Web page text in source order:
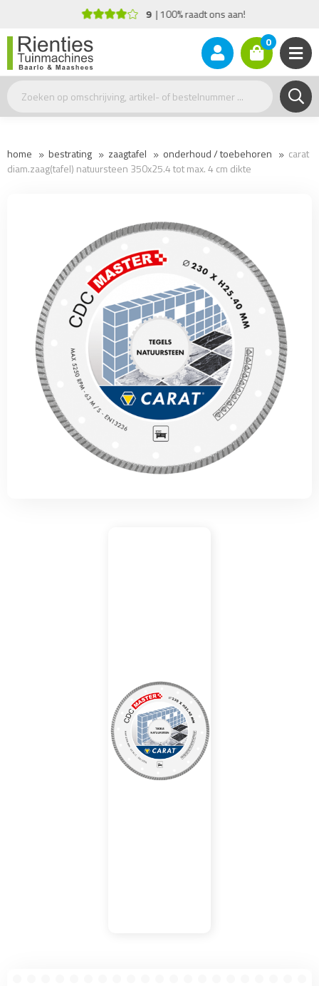
9 100% raadt ons aan!
0
home bestrating zaagtafel onderhoud / toebehoren
carat
diam.zaag(tafel) natuursteen 350x25.4 tot max. 4 cm dikte